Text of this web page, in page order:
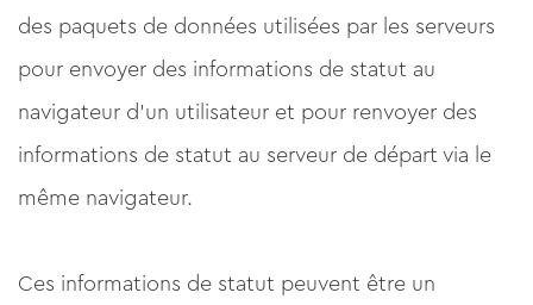
des paquets de données utilisées par les serveurs
pour envoyer des informations de statut au
navigateur d'un utilisateur et pour renvoyer des
informations de statut au serveur de départ via le
même navigateur.
Ces informations de statut peuvent être un